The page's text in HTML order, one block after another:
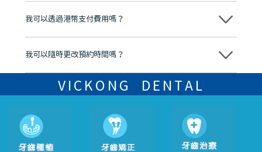
我可以透過港幣支付費用嗎？
可以。維港口腔會按照當日匯率轉算收取費用，而匯率會及時告知客人
我可以隨時更改預約時間嗎？
可以，請盡早通過wechat或whatsapp聯絡我們，告知我們你原本預約
的時間及資料，並且重新預約的日期及時段
VICKONG DENTAL